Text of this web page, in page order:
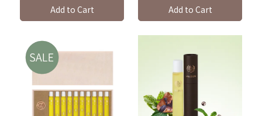
Add to Cart Add to Cart